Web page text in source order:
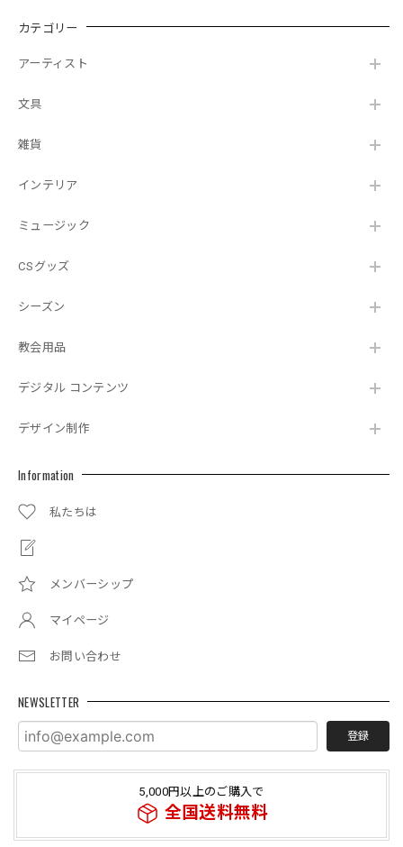
カテゴリー
アーティスト
文具
雑貨
インテリア
ミュージック
CSグッズ
シーズン
教会用品
デジタル コンテンツ
デザイン制作
Information
私たちは
メンバーシップ
マイページ
お問い合わせ
NEWSLETTER
登録
5,000円以上のご購入で
全国送料無料